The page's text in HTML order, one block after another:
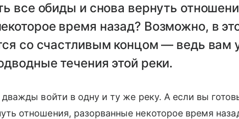
все обиды и снова вернуть
время назад? Возможно, в
со счастливым концом — ведь вам
течения этой реки.
дважды войти в одну и ту же реку. А если вы
отношения, разорванные некоторое время